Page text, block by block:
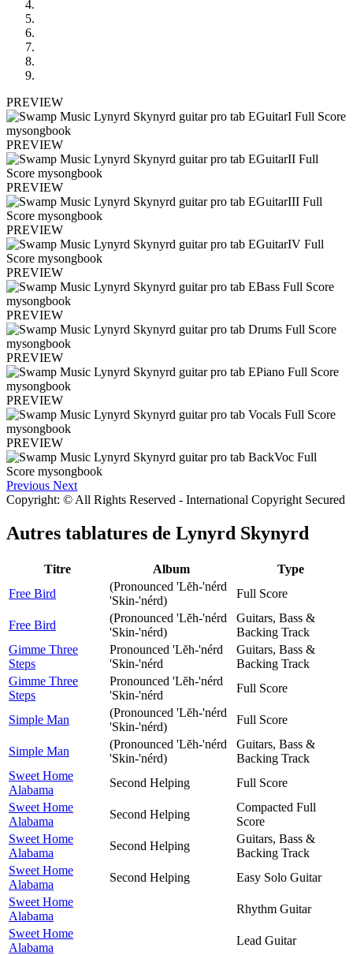
PREVIEW
PREVIEW
PREVIEW
PREVIEW
PREVIEW
PREVIEW
PREVIEW
PREVIEW
PREVIEW
Previous Next
Copyright: © All Rights Reserved - International Copyright Secured
Autres tablatures de Lynyrd Skynyrd
Titre Album
Type
Free Bird
(Pronounced 'Lĕh-'nérd
'Skin-'nérd)
Full Score
Free Bird
(Pronounced 'Lĕh-'nérd
'Skin-'nérd)
Guitars, Bass &
Backing Track
Gimme Three
Steps
Pronounced 'Lĕh-'nérd
'Skin-'nérd
Guitars, Bass &
Backing Track
Gimme Three
Steps
Pronounced 'Lĕh-'nérd
'Skin-'nérd
Full Score
Simple Man
(Pronounced 'Lĕh-'nérd
'Skin-'nérd)
Full Score
Simple Man
(Pronounced 'Lĕh-'nérd
'Skin-'nérd)
Guitars, Bass &
Backing Track
Sweet Home
Alabama
Second Helping
Full Score
Sweet Home
Alabama
Second Helping
Compacted Full
Score
Sweet Home
Alabama
Second Helping
Guitars, Bass &
Backing Track
Sweet Home
Alabama
Second Helping
Easy Solo Guitar
Sweet Home
Alabama
Rhythm Guitar
Sweet Home
Alabama
Lead Guitar